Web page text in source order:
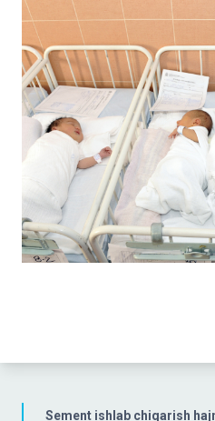
Sement ishlab chiqarish